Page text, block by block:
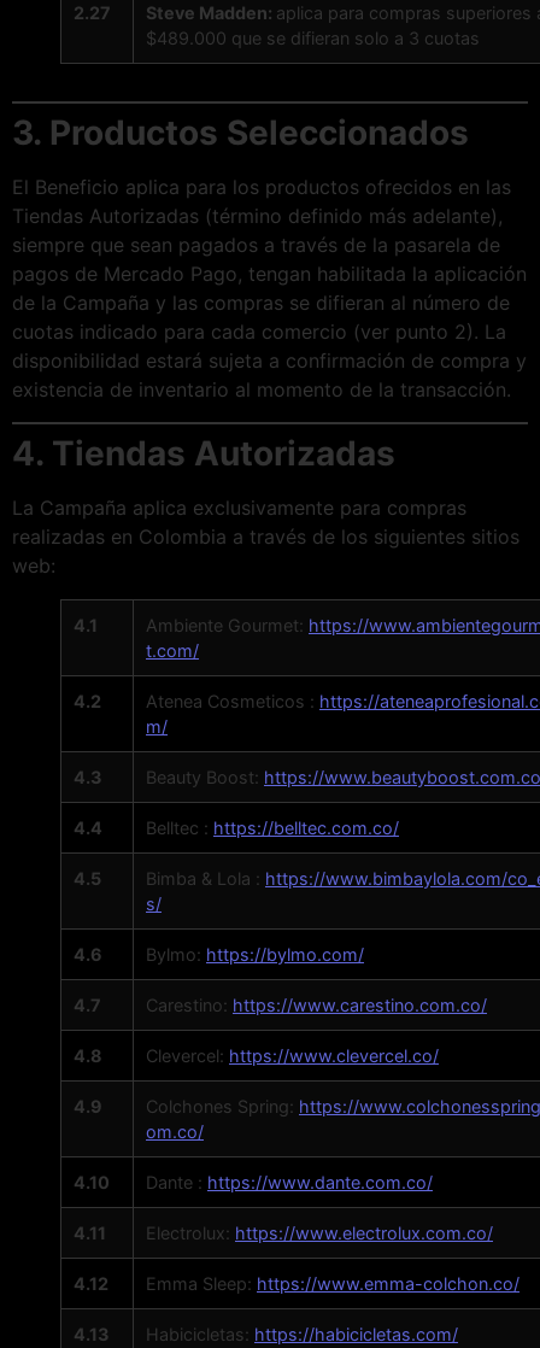
2.27 Steve Madden: aplica para compras superiores
$489.000 que se difieran solo a 3 cuotas
3. Productos Seleccionados
El Beneficio aplica para los productos ofrecidos en las
Tiendas Autorizadas (término definido más adelante),
siempre que sean pagados a través de la pasarela de
pagos de Mercado Pago, tengan habilitada la aplicación
de la Campaña y las compras se difieran al número de
cuotas indicado para cada comercio (ver punto 2). La
disponibilidad estará sujeta a confirmación de compra y
existencia de inventario al momento de la transacción.
4. Tiendas Autorizadas
La Campaña aplica exclusivamente para compras
realizadas en Colombia a través de los siguientes sitios
web:
4.1 Ambiente Gourmet: https://
t.com/
4.2 Atenea Cosmeticos : https://
m/
4.3 Beauty Boost: https://
4.4 Belltec : https://belltec.com.co/
4.5 Bimba & Lola : https://www.bimbaylola.com/
s/
4.6 Bylmo: https://bylmo.com/
4.7 Carestino: https://www.carestino.com.co/
4.8 Clevercel: https://www.clevercel.co/
4.9 Colchones Spring: https://
om.co/
4.10 Dante : https://www.dante.com.co/
4.11 Electrolux: https://www.electrolux.com.co/
4.12 Emma Sleep: https://www.emma-colchon.co/
4.13 Habicicletas: https://habicicletas.com/